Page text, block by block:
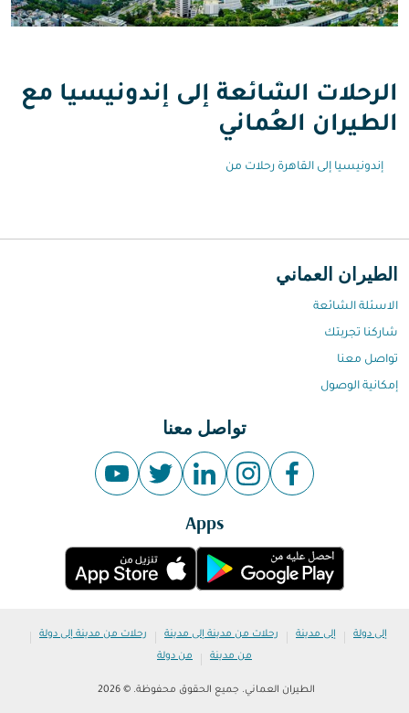
الرحلات الشائعة إلى إندونيسيا مع
الطيران العُماني
إندونيسيا إلى القاهرة رحلات من
الطيران العماني
الاسئلة الشائعة
شاركنا تجربتك
تواصل معنا
إمكانية الوصول
تواصل معنا
Apps
إلى دولة | إلى مدينة | رحلات من مدينة إلى مدينة | رحلات من مدينة إلى دولة |
من مدينة | من دولة
الطيران العماني. جميع الحقوق محفوظة. © 2026